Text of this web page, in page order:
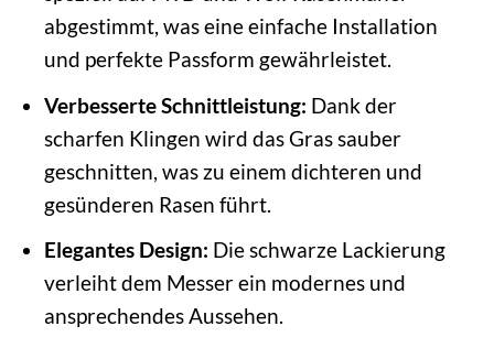
abgestimmt, was eine einfache Installation
und perfekte Passform gewährleistet.
Verbesserte Schnittleistung: Dank der
scharfen Klingen wird das Gras sauber
geschnitten, was zu einem dichteren und
gesünderen Rasen führt.
Elegantes Design: Die schwarze Lackierung
verleiht dem Messer ein modernes und
ansprechendes Aussehen.